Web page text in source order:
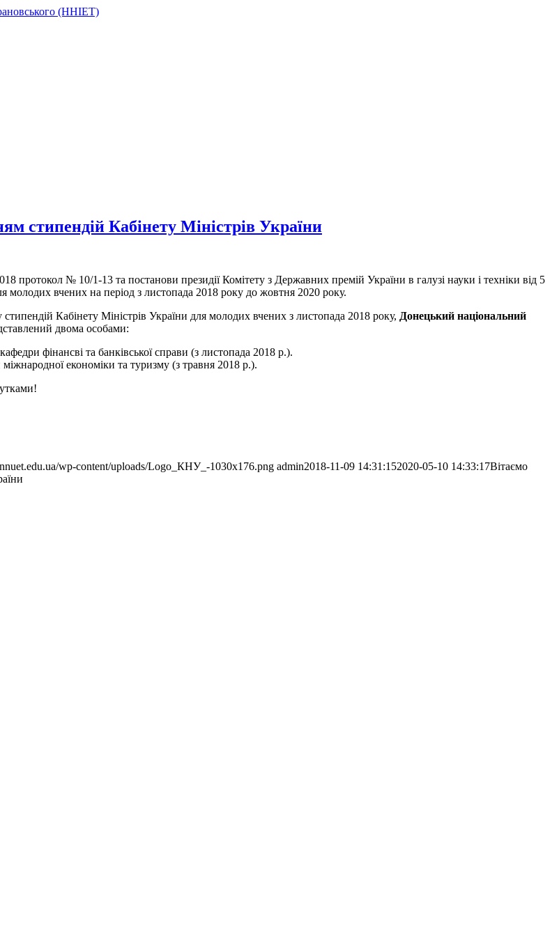
стипендій Кабінету Міністрів України
протокол № 10/1-13 та постанови президії Комітету з Державних премій України в галузі науки і техніки від 5
молодих вчених на період з листопада 2018 року до жовтня 2020 року.
Кабінету Міністрів України для молодих вчених з листопада 2018 року, Донецький національний
двома особами:
фінансві та банківської справи (з листопада 2018 р.).
економіки та туризму (з травня 2018 р.).
wp-content/uploads/Logo_КНУ_-1030x176.png admin2018-11-09 14:31:152020-05-10 14:33:17Вітаємо